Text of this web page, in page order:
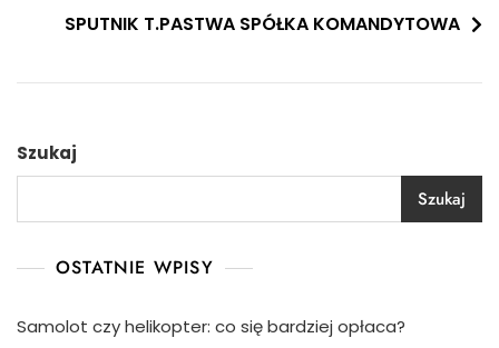
SPUTNIK T.PASTWA SPÓŁKA KOMANDYTOWA
Szukaj
Szukaj
OSTATNIE WPISY
Samolot czy helikopter: co się bardziej opłaca?